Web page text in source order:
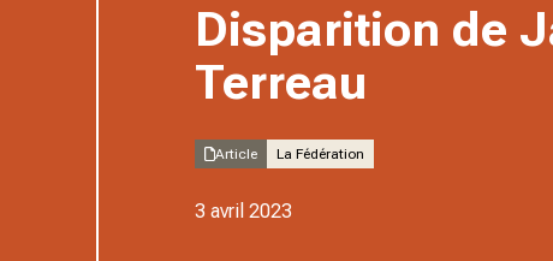
Disparition de
Terreau
Article La Fédération
3 avril 2023